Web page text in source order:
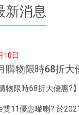
新消息
10日
購物限時68折
物限時68折大優惠?
雙11優惠嚟喇? 於